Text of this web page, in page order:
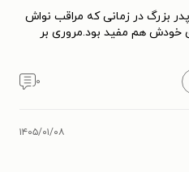
بزرگ در زمانی که مراقب نواش
خودش هم مفید بود.مروری بر
۰
۱۴۰۵/۰۱/۰۸